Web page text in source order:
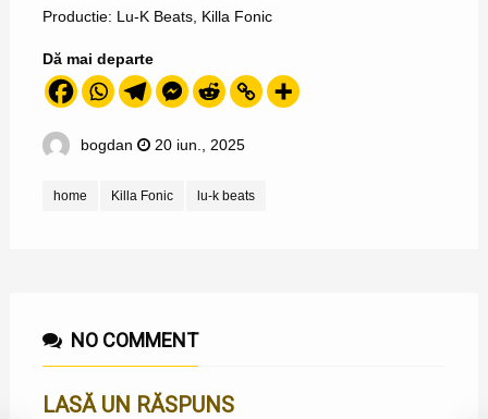
Productie: Lu-K Beats, Killa Fonic
Dă mai departe
bogdan 20 iun., 2025
home Killa Fonic lu-k beats
NO COMMENT
LASĂ UN RĂSPUNS